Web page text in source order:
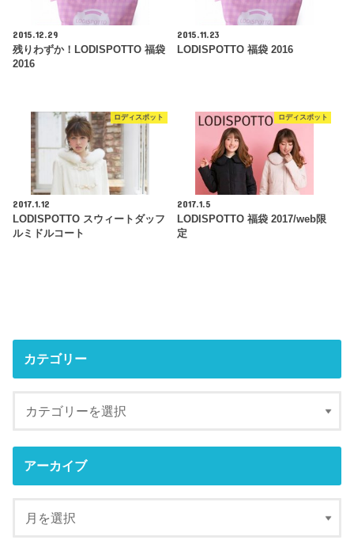
2015.12.29
残りわずか！LODISPOTTO 福袋
2016
2015.11.23
LODISPOTTO 福袋 2016
ロディスポット
2017.1.12
LODISPOTTO スウィートダッフ
ルミドルコート
ロディスポット
2017.1.5
LODISPOTTO 福袋 2017/web限
定
カテゴリー
アーカイブ